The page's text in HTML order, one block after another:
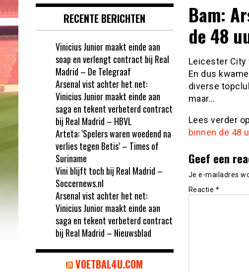
Bam:
de 48
Leicester City
En dus
diverse
maar…
Lees verder
binnen de 48
Geef een
Je e-mailadres
Reactie *
RECENTE BERICHTEN
Vinicius Junior maakt einde aan
soap en verlengt contract bij Real
Madrid – De Telegraaf
Arsenal vist achter het net:
Vinicius Junior maakt einde aan
saga en tekent verbeterd contract
bij Real Madrid – HBVL
Arteta: ‘Spelers waren woedend na
verlies tegen Betis’ – Times of
Suriname
Vini blijft toch bij Real Madrid –
Soccernews.nl
Arsenal vist achter het net:
Vinicius Junior maakt einde aan
saga en tekent verbeterd contract
bij Real Madrid – Nieuwsblad
VOETBAL4U.COM